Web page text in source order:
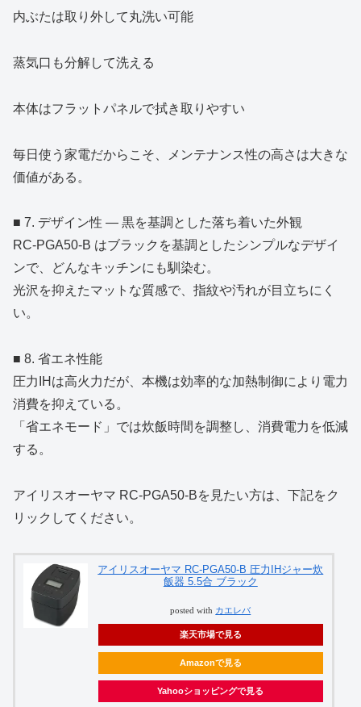
内ぶたは取り外して丸洗い可能
蒸気口も分解して洗える
本体はフラットパネルで拭き取りやすい
毎日使う家電だからこそ、メンテナンス性の高さは大きな
価値がある。
■ 7. デザイン性 ― 黒を基調とした落ち着いた外観
RC‑PGA50‑B はブラックを基調としたシンプルなデザイ
ンで、どんなキッチンにも馴染む。
光沢を抑えたマットな質感で、指紋や汚れが目立ちにく
い。
■ 8. 省エネ性能
圧力IHは高火力だが、本機は効率的な加熱制御により電力
消費を抑えている。
「省エネモード」では炊飯時間を調整し、消費電力を低減
する。
アイリスオーヤマ RC‑PGA50‑Bを見たい方は、下記をク
リックしてください。
アイリスオーヤマ RC-PGA50-B 圧力IHジャー炊
飯器 5.5合 ブラック
posted with カエレバ
楽天市場で見る
Amazonで見る
Yahooショッピングで見る